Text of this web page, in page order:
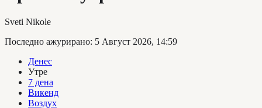
Sveti Nikole
Последно ажурирано: 5 Август 2026, 14:59
Денес
Утре
7 дена
Викенд
Воздух